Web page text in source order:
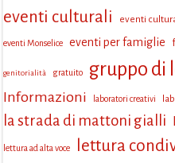
eventi culturali eventi
eventi Monselice eventi per famiglie
genitorialità gratuito gruppo di
Informazioni laboratori creativi
la strada di mattoni gialli
lettura ad alta voce lettura